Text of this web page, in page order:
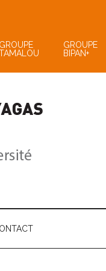
GROUPE
GROUPE
BIPAN+